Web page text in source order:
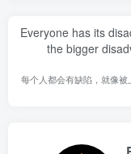
Everyone has its
the bigger
每个人都会有缺陷，就像